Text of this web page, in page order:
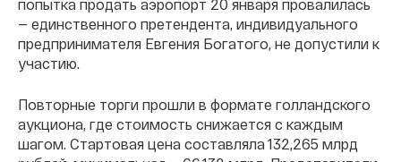
попытка продать аэропорт 20 января провалилась
— единственного претендента, индивидуального
предпринимателя Евгения Богатого, не допустили к
участию.
Повторные торги прошли в формате голландского
аукциона, где стоимость снижается с каждым
шагом. Стартовая цена составляла 132,265 млрд